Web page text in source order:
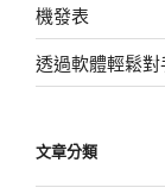
機發表
透過軟體輕鬆
文章分類